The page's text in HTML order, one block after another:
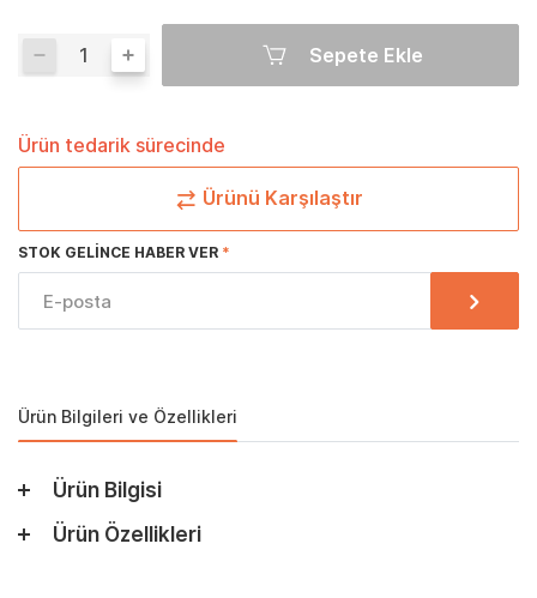
Sepete Ekle
Ürün tedarik sürecinde
Ürünü Karşılaştır
STOK GELINCE HABER VER
Ürün Bilgileri ve Özellikleri
Ürün Bilgisi
Ürün Özellikleri